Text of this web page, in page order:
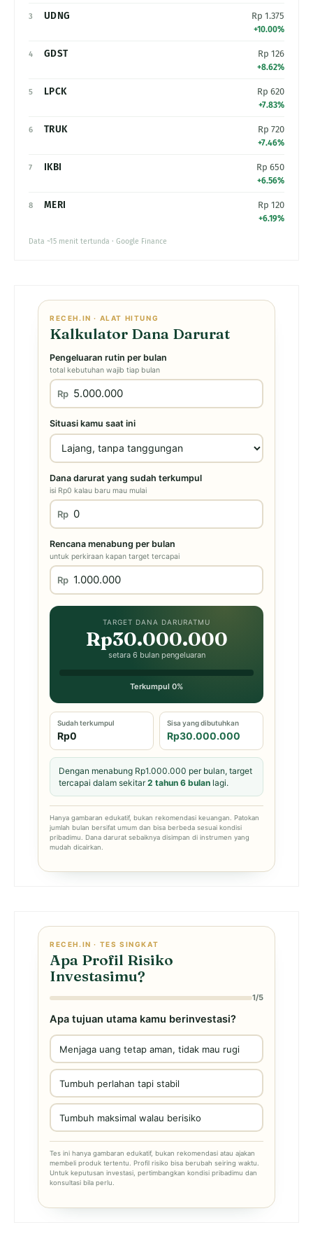
3 UDNG Rp 1.375
+10.00%
4 GDST Rp 126
+8.62%
5 LPCK Rp 620
+7.83%
6 TRUK Rp 720
+7.46%
7 IKBI Rp 650
+6.56%
8 MERI Rp 120
+6.19%
Data ~15 menit tertunda · Google Finance
RECEH.IN · ALAT HITUNG
Kalkulator Dana Darurat
Pengeluaran rutin per bulan
total kebutuhan wajib tiap bulan
Rp
Situasi kamu saat ini
Dana darurat yang sudah terkumpul
isi Rp0 kalau baru mau mulai
Rp
Rencana menabung per bulan
untuk perkiraan kapan target tercapai
Rp
TARGET DANA DARURATMU
Rp30.000.000
setara 6 bulan pengeluaran
Terkumpul 0%
Sudah terkumpul
Rp0
Sisa yang dibutuhkan
Rp30.000.000
Dengan menabung Rp1.000.000 per bulan, target
tercapai dalam sekitar2 tahun 6 bulan lagi.
Hanya gambaran edukatif, bukan rekomendasi keuangan. Patokan
jumlah bulan bersifat umum dan bisa berbeda sesuai kondisi
pribadimu. Dana darurat sebaiknya disimpan di instrumen yang
mudah dicairkan.
RECEH.IN · TES SINGKAT
Apa Profil Risiko
Investasimu?
1/5
Apa tujuan utama kamu berinvestasi?
Menjaga uang tetap aman, tidak mau rugi
Tumbuh perlahan tapi stabil
Tumbuh maksimal walau berisiko
Tes ini hanya gambaran edukatif, bukan rekomendasi atau ajakan
membeli produk tertentu. Profil risiko bisa berubah seiring waktu.
Untuk keputusan investasi, pertimbangkan kondisi pribadimu dan
konsultasi bila perlu.